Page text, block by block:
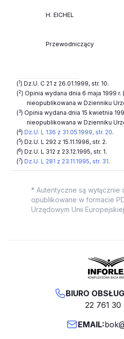
H. EICHEL
Przewodniczący
(1) Dz.U. C 21 z 26.01.1999, str. 10.
(2) Opinia wydana dnia 6 maja 1999
nieopublikowana w Dzienniku
(3) Opinia wydana dnia 15 kwietnia
nieopublikowana w Dzienniku
(4) Dz.U. L 136 z 31.05.1999, str. 20.
(5) Dz.U. L 292 z 15.11.1996, str. 2.
(6) Dz.U. L 312 z 23.12.1995, str. 1.
(7) Dz.U. L 281 z 23.11.1995, str. 31.
* Autentyczne są wyłącznie
opublikowane w formacie
Urzędowym Unii
BIURO
22 761 30
EMAIL: